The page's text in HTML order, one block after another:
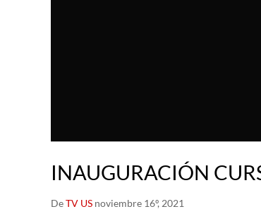
INAUGURACIÓN
DeTV US noviembre 16º, 2021